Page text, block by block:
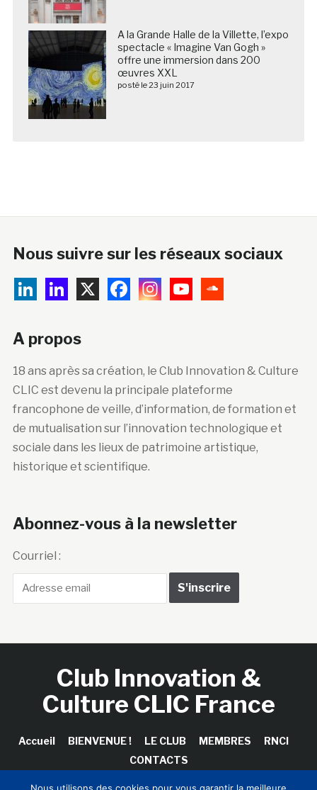
A la Grande Halle de la Villette, l’expo
spectacle « Imagine Van Gogh »
offre une immersion dans 200
œuvres XXL
posté le 23 juin 2017
Nous suivre sur les réseaux sociaux
A propos
18 ans après sa création, le Club Innovation & Culture
CLIC est devenu la principale plateforme
francophone de veille, d’information, de formation et
de mutualisation sur l’innovation technologique et
sociale dans les lieux de patrimoine artistique,
historique et scientifique.
Abonnez-vous à la newsletter
Courriel :
Club Innovation &
Culture CLIC France
Accueil BIENVENUE ! LE CLUB MEMBRES
RNCI
CONTACTS